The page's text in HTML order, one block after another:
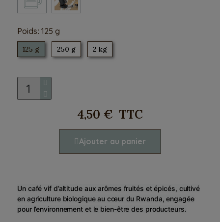
Poids 125 g
125 g 250 g 2 kg
4,50 € TTC
Ajouter au panier
Un café vif d’altitude aux arômes fruités et épicés, cultivé
en agriculture biologique au cœur du Rwanda, engagée
pour l’environnement et le bien-être des producteurs.